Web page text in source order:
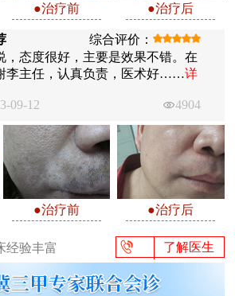
●治疗前 ●治疗后
综合评价：
，态度很好，主要是效果不错。在
李主任，认真负责，医术好……详
09-12
4904
●治疗前 ●治疗后
经验丰富 了解医生